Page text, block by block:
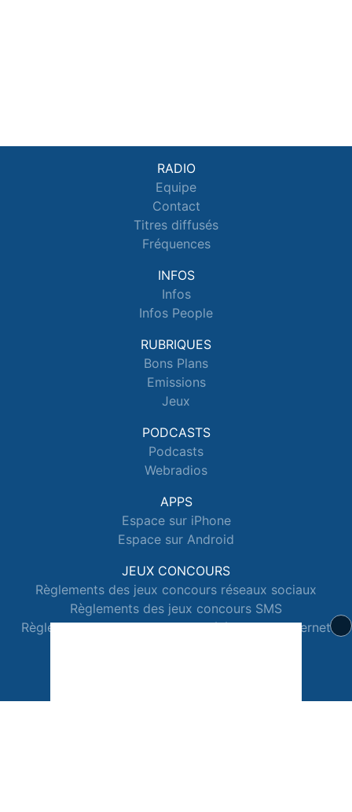
RADIO
Equipe
Contact
Titres diffusés
Fréquences
INFOS
Infos
Infos People
RUBRIQUES
Bons Plans
Emissions
Jeux
PODCASTS
Podcasts
Webradios
APPS
Espace sur iPhone
Espace sur Android
JEUX CONCOURS
Règlements des jeux concours réseaux sociaux
Règlements des jeux concours SMS
Règlements des jeux concours téléphone et internet